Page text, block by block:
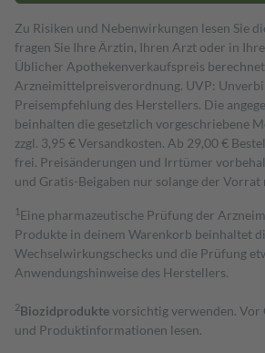
Zu Risiken und Nebenwirkungen lesen Sie
fragen Sie Ihre Ärztin, Ihren Arzt oder in
Üblicher Apothekenverkaufspreis
Arzneimittelpreisverordnung. UVP:
Preisempfehlung des Herstellers. Die
beinhalten die gesetzlich vorgeschriebene
zzgl. 3,95 € Versandkosten. Ab 29,00 €
frei. Preisänderungen und Irrtümer
und Gratis-Beigaben nur solange der Vorrat
1 Eine pharmazeutische Prüfung der
Produkte in deinem Warenkorb beinhaltet
Wechselwirkungschecks und die Prüfung
Anwendungshinweise des Herstellers.
2Biozidproduktevorsichtig verwenden. Vor
und Produktinformationen lesen.